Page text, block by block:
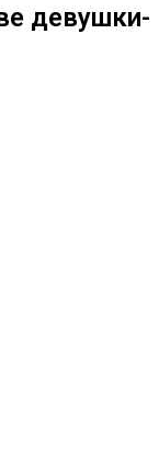
девушки-